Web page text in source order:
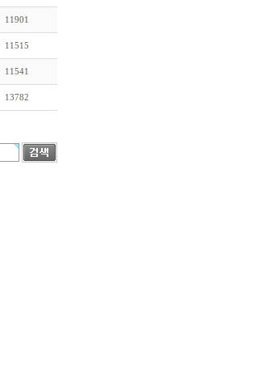
11901
11515
11541
13782